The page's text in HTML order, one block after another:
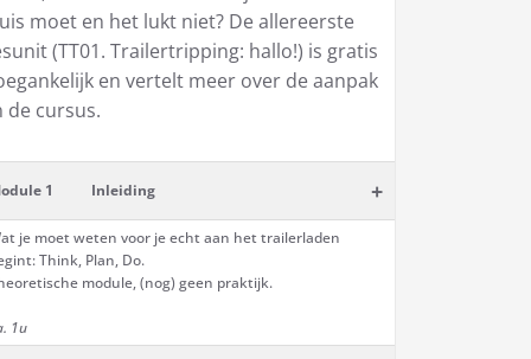
moet en het lukt niet? De allereerste
(TT01. Trailertripping: hallo!) is gratis
en vertelt meer over de aanpak
de cursus.
1 Inleiding +
je moet weten voor je echt aan het trailerladen
Think, Plan, Do.
module, (nog) geen praktijk.
1u